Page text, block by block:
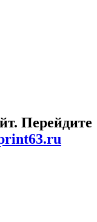
Перейдите